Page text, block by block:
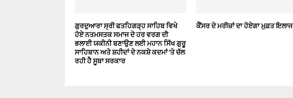
ਗੁਰਦੁਆਰਾ ਸ੍ਰੀ ਫਤਹਿਗੜ੍ਹ ਸਾਹਿਬ ਵਿਖੇ
ਹੋਏ ਨਤਮਸਤਕ ਸਮਾਜ ਦੇ ਹਰ ਵਰਗ ਦੀ
ਭਲਾਈ ਯਕੀਨੀ ਬਣਾਉਣ ਲਈ ਮਹਾਨ ਸਿੱਖ ਗੁਰੂ
ਸਾਹਿਬਾਨ ਅਤੇ ਸ਼ਹੀਦਾਂ ਦੇ ਨਕਸ਼ੇ ਕਦਮਾਂ ‘ਤੇ ਚੱਲ
ਰਹੀ ਹੈ ਸੂਬਾ ਸਰਕਾਰ
ਕੈਂਸਰ ਦੇ ਮਰੀਜ਼ਾਂ ਦਾ ਹੋਏਗਾ ਮੁਫ਼ਤ ਇਲਾਜ